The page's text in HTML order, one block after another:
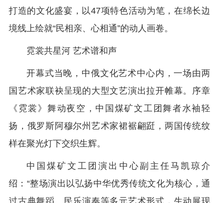
打造的文化盛宴，以47项特色活动为笔，在绵长边
境线上绘就“民相亲、心相通”的动人画卷。
霓裳共星河 艺术谱和声
开幕式当晚，中俄文化艺术中心内，一场由两
国艺术家联袂呈现的大型文艺演出拉开帷幕。序章
《霓裳》舞动夜空，中国煤矿文工团舞者水袖轻
扬，俄罗斯阿穆尔州艺术家裙裾翩跹，两国传统纹
样在聚光灯下交织生辉。
中国煤矿文工团演出中心副主任马凯琼介
绍：“整场演出以弘扬中华优秀传统文化为核心，通
过古典舞蹈、民乐演奏等多元艺术形式，生动展现